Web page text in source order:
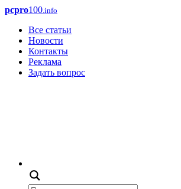
pcpro100.info
Все статьи
Новости
Контакты
Реклама
Задать вопрос